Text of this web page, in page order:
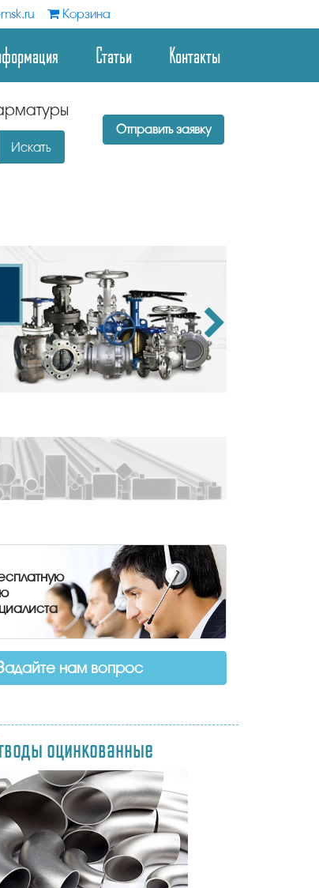
Корзина
Статьи Контакты
Искать
Отправить заявку
нам вопрос
оцинкованные